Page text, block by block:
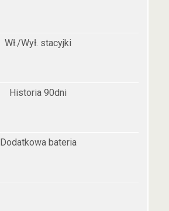
Wł./Wył. stacyjki
Historia 90dni
Dodatkowa bateria